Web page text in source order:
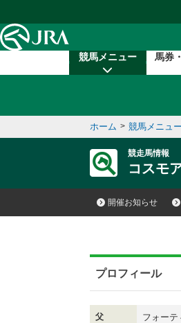
競馬メニュー 馬券
ホーム > 競馬メニュー
競走馬情報
コスモ
開催お知らせ
プロフィール
父 フォーテ